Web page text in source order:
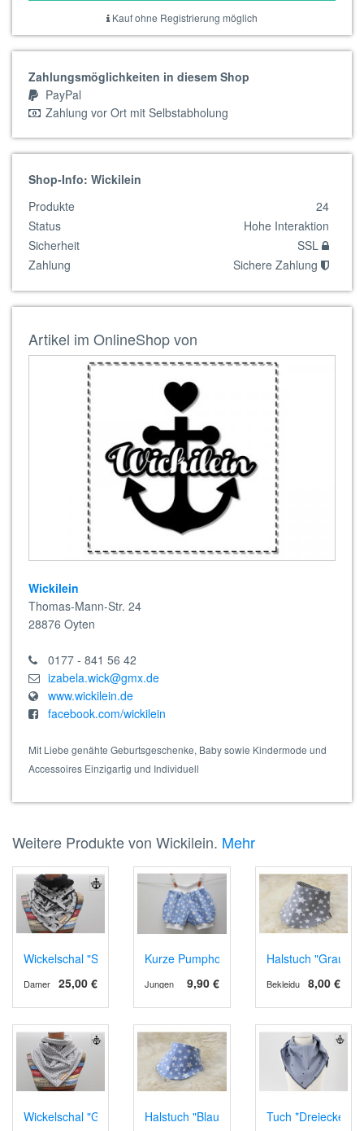
Kauf ohne Registrierung möglich
Zahlungsmöglichkeiten in diesem Shop
PayPal
Zahlung vor Ort mit Selbstabholung
Shop-Info: Wickilein
Produkte
24
Status
Hohe Interaktion
Sicherheit
SSL
Zahlung
Sichere Zahlung
Artikel im OnlineShop von
Wickilein
Thomas-Mann-Str. 24
28876 Oyten
0177 - 841 56 42
izabela.wick@gmx.de
www.wickilein.de
facebook.com/wickilein
Mit Liebe genähte Geburtsgeschenke, Baby sowie Kindermode und
Accessoires Einzigartig und Individuell
Weitere Produkte von Wickilein. Mehr
Wickelschal "Schwalbe"
25,00 €
Damen
Kurze Pumphose "Blau mit Sternen" in 68
9,90 €
Jungen
Halstuch "Grau
8,00 €
Bekleidung
Wickelschal "Grau"
Halstuch "Blau mit Sternen"Tuch *Dreiecke